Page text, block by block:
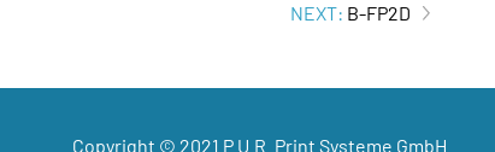
NEXT: B-FP2D
Copyright © 2021 P.U.R. Print Systeme GmbH